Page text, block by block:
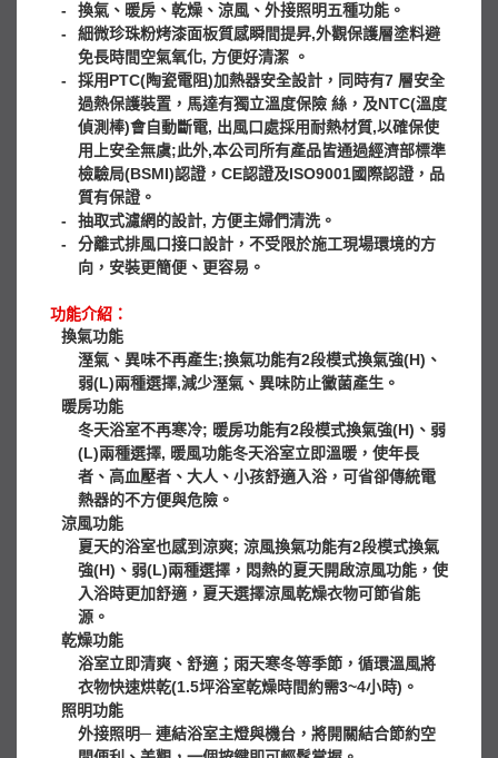
-
換氣、暖房、乾燥、涼風、外接照明五種功能。
-
細微珍珠粉烤漆面板質感瞬間提昇,外觀保護層塗料避
免長時間空氣氧化, 方便好清潔 。
-
採用PTC(陶瓷電阻)加熱器安全設計，同時有7 層安全
過熱保護裝置，馬達有獨立溫度保險 絲，及NTC(溫度
偵測棒)會自動斷電, 出風口處採用耐熱材質,以確保使
用上安全無虞;此外,本公司所有產品皆通過經濟部標準
檢驗局(BSMI)認證，CE認證及ISO9001國際認證，品
質有保證。
-
抽取式濾網的設計, 方便主婦們清洗。
-
分離式排風口接口設計，不受限於施工現場環境的方
向，安裝更簡便、更容易。
功能介紹：
換氣功能
溼氣、異味不再產生;換氣功能有2段模式換氣強(H)、
弱(L)兩種選擇,減少溼氣、異味防止黴菌產生。
暖房功能
冬天浴室不再寒冷; 暖房功能有2段模式換氣強(H)、弱
(L)兩種選擇, 暖風功能冬天浴室立即溫暖，使年長
者、高血壓者、大人、小孩舒適入浴，可省卻傳統電
熱器的不方便與危險。
涼風功能
夏天的浴室也感到涼爽; 涼風換氣功能有2段模式換氣
強(H)、弱(L)兩種選擇，悶熱的夏天開啟涼風功能，使
入浴時更加舒適，夏天選擇涼風乾燥衣物可節省能
源。
乾燥功能
浴室立即清爽、舒適；雨天寒冬等季節，循環溫風將
衣物快速烘乾(1.5坪浴室乾燥時間約需3~4小時)。
照明功能
外接照明─ 連結浴室主燈與機台，將開關結合節約空